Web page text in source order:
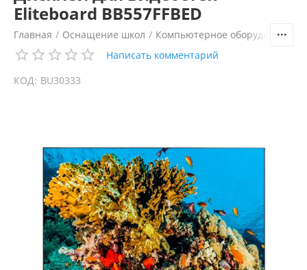
Eliteboard BB557FFBED
Главная / Оснащение школ / Компьютерное оборудование,
Написать комментарий
КОД: BU30333